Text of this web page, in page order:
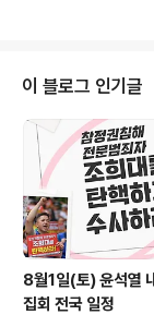
고 있습니다. 자유한국
스터를 실시할 거라고
이 블로그 인기글
8월1일(토) 윤석열
집회 전국 일정